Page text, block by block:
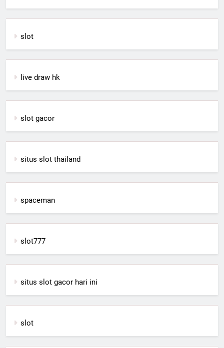
slot
live draw hk
slot gacor
situs slot thailand
spaceman
slot777
situs slot gacor hari ini
slot